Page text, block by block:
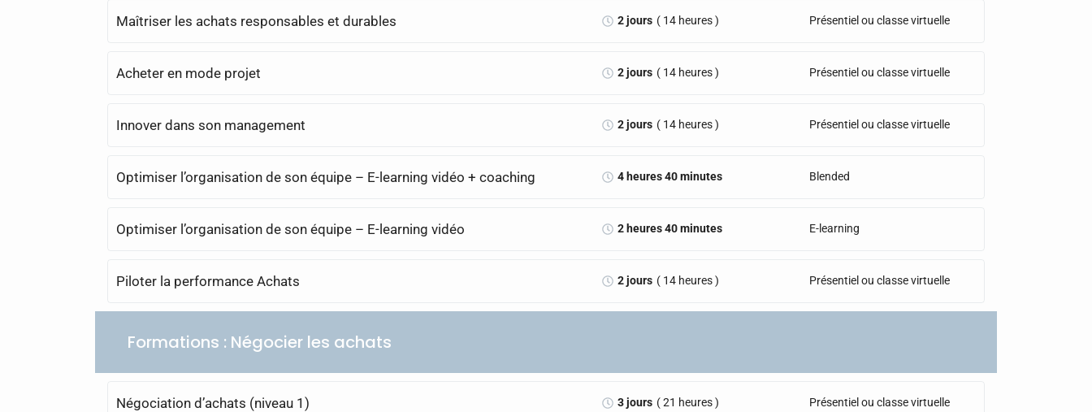
Maîtriser les achats responsables et durables 2 jours ( 14 heures ) Présentiel ou classe virtuelle
Acheter en mode projet 2 jours ( 14 heures ) Présentiel ou classe virtuelle
Innover dans son management 2 jours ( 14 heures ) Présentiel ou classe virtuelle
Optimiser l’organisation de son équipe – E-learning vidéo + coaching 4 heures 40 minutes Blended
Optimiser l’organisation de son équipe – E-learning vidéo 2 heures 40 minutes E-learning
Piloter la performance Achats 2 jours ( 14 heures ) Présentiel ou classe virtuelle
Formations : Négocier les achats
Négociation d’achats (niveau 1) 3 jours ( 21 heures ) Présentiel ou classe virtuelle